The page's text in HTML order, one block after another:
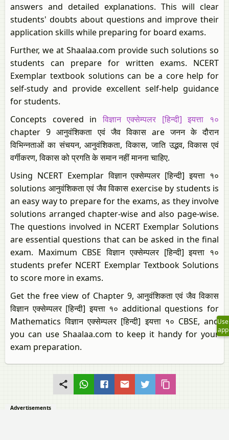
answers and detailed explanations. This will clear
students' doubts about questions and improve their
application skills while preparing for board exams.
Further, we at Shaalaa.com provide such solutions so
students can prepare for written exams. NCERT
Exemplar textbook solutions can be a core help for
self-study and provide excellent self-help guidance
for students.
Concepts covered inविज्ञान एक्सेम्पलर [हिन्दी] इयत्ता १०
chapter 9 आनुवंशिकता एवं जैव विकास are जनन के दौरान
विभिन्नताओं का संचयन, आनुवंशिकता, विकास, जाति उद्भव, विकास एवं
वर्गीकरण, विकास को प्रगति के समान नहीं मानना चाहिए.
Using NCERT Exemplar विज्ञान एक्सेम्पलर [हिन्दी] इयत्ता १०
solutions आनुवंशिकता एवं जैव विकास exercise by students is
an easy way to prepare for the exams, as they involve
solutions arranged chapter-wise and also page-wise.
The questions involved in NCERT Exemplar Solutions
are essential questions that can be asked in the final
exam. Maximum CBSE विज्ञान एक्सेम्पलर [हिन्दी] इयत्ता १०
students prefer NCERT Exemplar Textbook Solutions
to score more in exams.
Get the free view of Chapter 9, आनुवंशिकता एवं जैव विकास
विज्ञान एक्सेम्पलर [हिन्दी] इयत्ता १० additional questions for
Mathematics विज्ञान एक्सेम्पलर [हिन्दी] इयत्ता १० CBSE, and
you can use Shaalaa.com to keep it handy for your
exam preparation.
Use
app
Advertisements